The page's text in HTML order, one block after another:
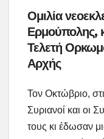
Ομιλία
Ερμούπολης,
Τελετή
Αρχής
Τον Οκτώβριο,
Συριανοί και οι
τους κι έδωσαν